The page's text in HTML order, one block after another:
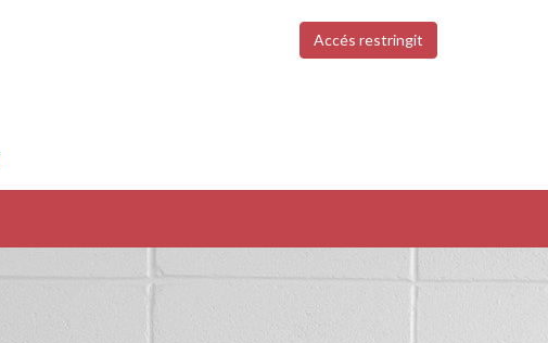
Accés restringit